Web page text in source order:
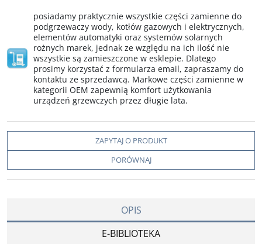
posiadamy praktycznie wszystkie części zamienne do
podgrzewaczy wody, kotłów gazowych i elektrycznych,
elementów automatyki oraz systemów solarnych
rożnych marek, jednak ze względu na ich ilość nie
wszystkie są zamieszczone w esklepie. Dlatego
prosimy korzystać z formularza email, zapraszamy do
kontaktu ze sprzedawcą. Markowe części zamienne w
kategorii OEM zapewnią komfort użytkowania
urządzeń grzewczych przez długie lata.
ZAPYTAJ O PRODUKT
PORÓWNAJ
OPIS
E-BIBLIOTEKA